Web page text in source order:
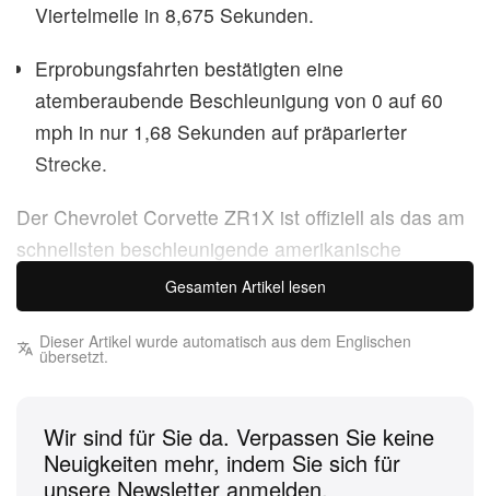
Viertelmeile in 8,675 Sekunden.
Erprobungsfahrten bestätigten eine
atemberaubende Beschleunigung von 0 auf 60
mph in nur 1,68 Sekunden auf präparierter
Strecke.
Der Chevrolet Corvette ZR1X ist offiziell als das am
schnellsten beschleunigende amerikanische
Serienfahrzeug der Geschichte angekommen und
setzt damit einen neuen Maßstab für heimische
Performance. Nach umfangreichen Tests auf dem
rekordbrechenden Viertelmeilenlauf in 8,675
Sekunden bei 159 mph. Dank seiner ausgeklügelten
Gesamten Artikel lesen
Dieser Artikel wurde automatisch aus dem Englischen
übersetzt.
Wir sind für Sie da. Verpassen Sie keine
Neuigkeiten mehr, indem Sie sich für
unsere Newsletter anmelden.